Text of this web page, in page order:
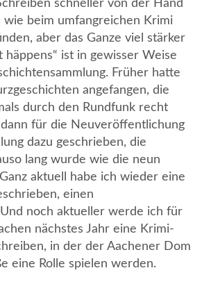
schneller von der Hand
wie beim umfangreichen Krimi
aber das Ganze viel stärker
häppens“ ist in gewisser Weise
Früher hatte
angefangen, die
durch den Rundfunk recht
für die Neuveröffentlichung
dazu geschrieben, die
lang wurde wie die neun
aktuell habe ich wieder eine
einen
noch aktueller werde ich für
nächstes Jahr eine Krimi-
in der der Aachener Dom
eine Rolle spielen werden.